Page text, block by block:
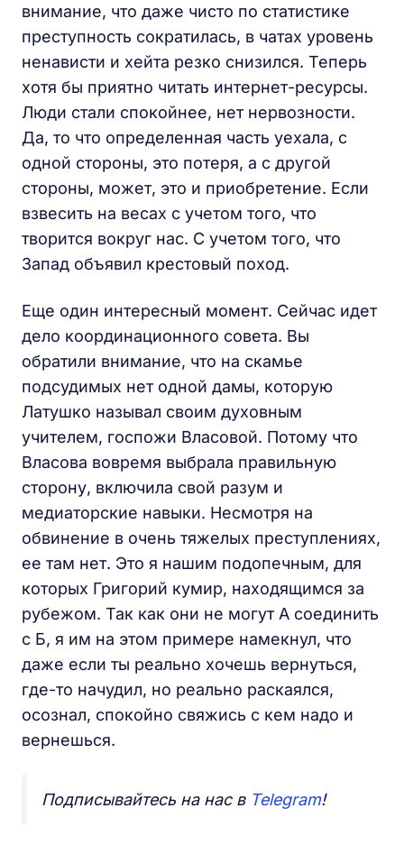
внимание, что даже чисто по статистике
преступность сократилась, в чатах уровень
ненависти и хейта резко снизился. Теперь
хотя бы приятно читать интернет-ресурсы.
Люди стали спокойнее, нет нервозности.
Да, то что определенная часть уехала, с
одной стороны, это потеря, а с другой
стороны, может, это и приобретение. Если
взвесить на весах с учетом того, что
творится вокруг нас. С учетом того, что
Запад объявил крестовый поход.
Еще один интересный момент. Сейчас идет
дело координационного совета. Вы
обратили внимание, что на скамье
подсудимых нет одной дамы, которую
Латушко называл своим духовным
учителем, госпожи Власовой. Потому что
Власова вовремя выбрала правильную
сторону, включила свой разум и
медиаторские навыки. Несмотря на
обвинение в очень тяжелых преступлениях,
ее там нет. Это я нашим подопечным, для
которых Григорий кумир, находящимся за
рубежом. Так как они не могут А соединить
с Б, я им на этом примере намекнул, что
даже если ты реально хочешь вернуться,
где-то начудил, но реально раскаялся,
осознал, спокойно свяжись с кем надо и
вернешься.
Подписывайтесь на нас в Telegram!